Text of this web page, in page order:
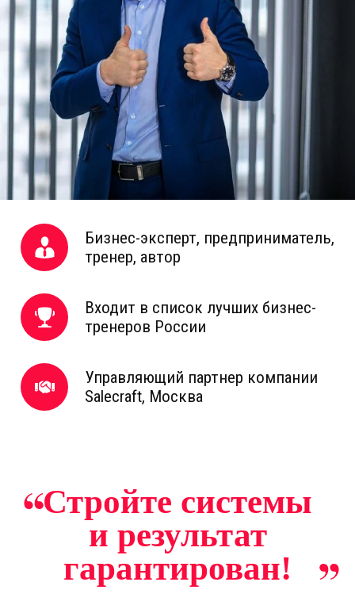
Бизнес-эксперт, предприниматель,
тренер, автор
Входит в список лучших бизнес-
тренеров России
Управляющий партнер компании
Salecraft, Москва
Стройте системы
и результат
гарантирован!